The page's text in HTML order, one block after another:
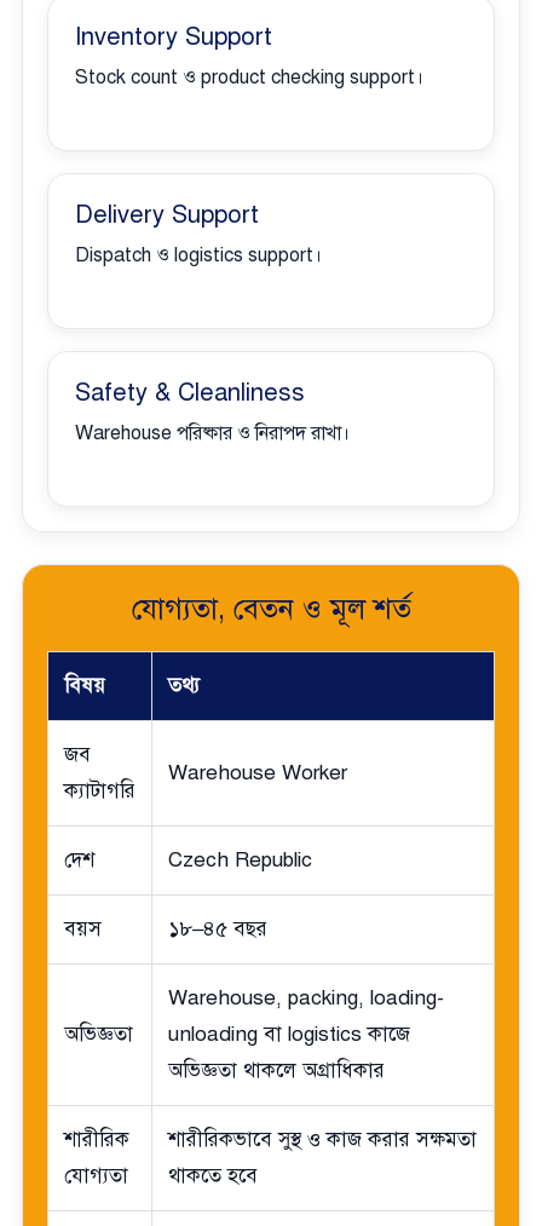
Inventory Support
Stock count ও product checking support।
Delivery Support
Dispatch ও logistics support।
Safety & Cleanliness
Warehouse পরিষ্কার ও নিরাপদ রাখা।
যোগ্যতা, বেতন ও মূল শর্ত
বিষয় তথ্য
জব
ক্যাটাগরি
Warehouse Worker
দেশ Czech Republic
বয়স ১৮–৪৫ বছর
অভিজ্ঞতা
Warehouse, packing, loading-
unloading বা logistics কাজে
অভিজ্ঞতা থাকলে অগ্রাধিকার
শারীরিক
যোগ্যতা
শারীরিকভাবে সুস্থ ও কাজ করার সক্ষমতা
থাকতে হবে